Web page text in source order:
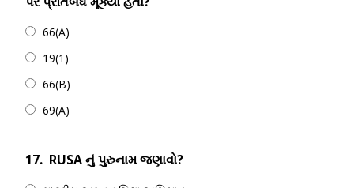
66(A)
19(1)
66(B)
69(A)
17. RUSA નું પુરુનામ જણાવો?